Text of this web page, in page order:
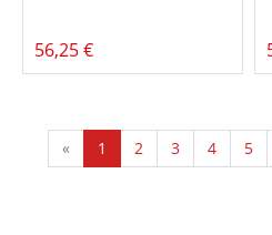
56,25 €
« 1 2 3 4 5